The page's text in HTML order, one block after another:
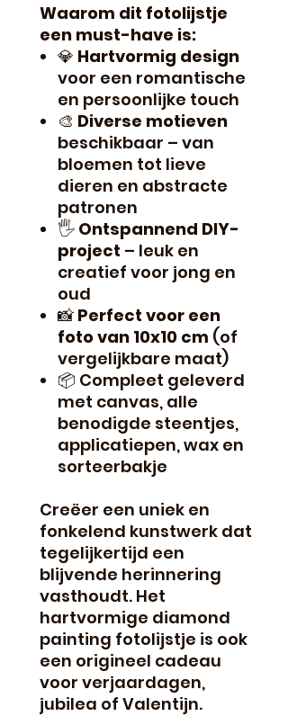
Waarom dit fotolijstje
een must-have is:
💎 Hartvormig design
voor een romantische
en persoonlijke touch
🎨 Diverse motieven
beschikbaar – van
bloemen tot lieve
dieren en abstracte
patronen
🖐️ Ontspannend DIY-
project – leuk en
creatief voor jong en
oud
📸 Perfect voor een
foto van 10x10 cm (of
vergelijkbare maat)
📦 Compleet geleverd
met canvas, alle
benodigde steentjes,
applicatiepen, wax en
sorteerbakje
Creëer een uniek en
fonkelend kunstwerk dat
tegelijkertijd een
blijvende herinnering
vasthoudt. Het
hartvormige diamond
painting fotolijstje is ook
een origineel cadeau
voor verjaardagen,
jubilea of Valentijn.